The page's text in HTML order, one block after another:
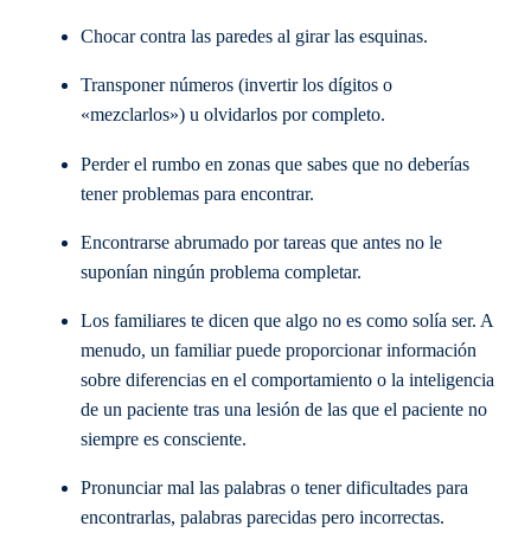
Chocar contra las paredes al girar las esquinas.
Transponer números (invertir los dígitos o
«mezclarlos») u olvidarlos por completo.
Perder el rumbo en zonas que sabes que no deberías
tener problemas para encontrar.
Encontrarse abrumado por tareas que antes no le
suponían ningún problema completar.
Los familiares te dicen que algo no es como solía ser. A
menudo, un familiar puede proporcionar información
sobre diferencias en el comportamiento o la inteligencia
de un paciente tras una lesión de las que el paciente no
siempre es consciente.
Pronunciar mal las palabras o tener dificultades para
encontrarlas, palabras parecidas pero incorrectas.